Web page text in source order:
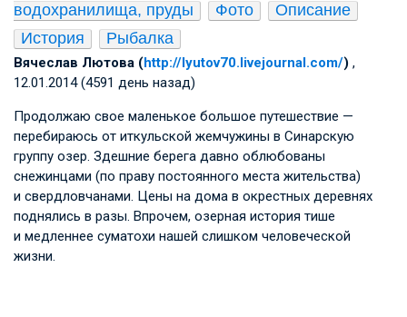
водохранилища, пруды
Фото
Описание
История
Рыбалка
Вячеслав Лютова (http://lyutov70.livejournal.com/) ,
12.01.2014 (4591 день назад)
Продолжаю свое маленькое большое путешествие —
перебираюсь от иткульской жемчужины в Синарскую
группу озер. Здешние берега давно облюбованы
снежинцами (по праву постоянного места жительства)
и свердловчанами. Цены на дома в окрестных деревнях
поднялись в разы. Впрочем, озерная история тише
и медленнее суматохи нашей слишком человеческой
жизни.